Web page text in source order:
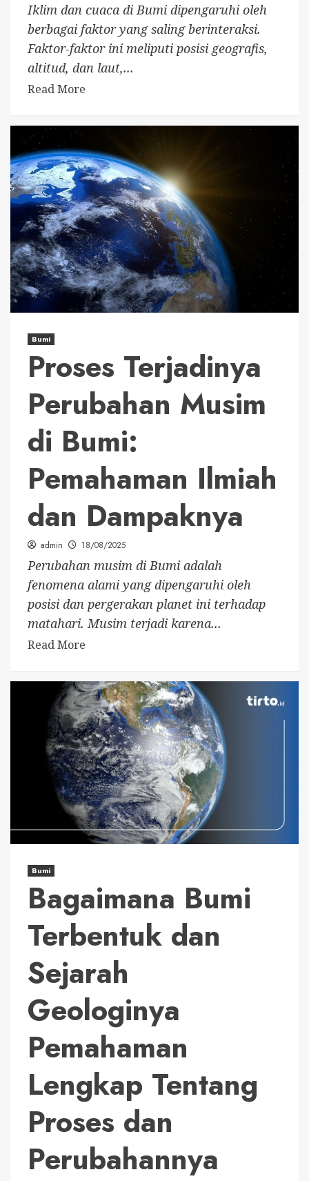
Iklim dan cuaca di Bumi dipengaruhi oleh
berbagai faktor yang saling berinteraksi.
Faktor-faktor ini meliputi posisi geografis,
altitud, dan laut,...
Read More
Bumi
Proses Terjadinya
Perubahan Musim
di Bumi:
Pemahaman Ilmiah
dan Dampaknya
admin 18/08/2025
Perubahan musim di Bumi adalah
fenomena alami yang dipengaruhi oleh
posisi dan pergerakan planet ini terhadap
matahari. Musim terjadi karena...
Read More
Bumi
Bagaimana Bumi
Terbentuk dan
Sejarah
Geologinya
Pemahaman
Lengkap Tentang
Proses dan
Perubahannya